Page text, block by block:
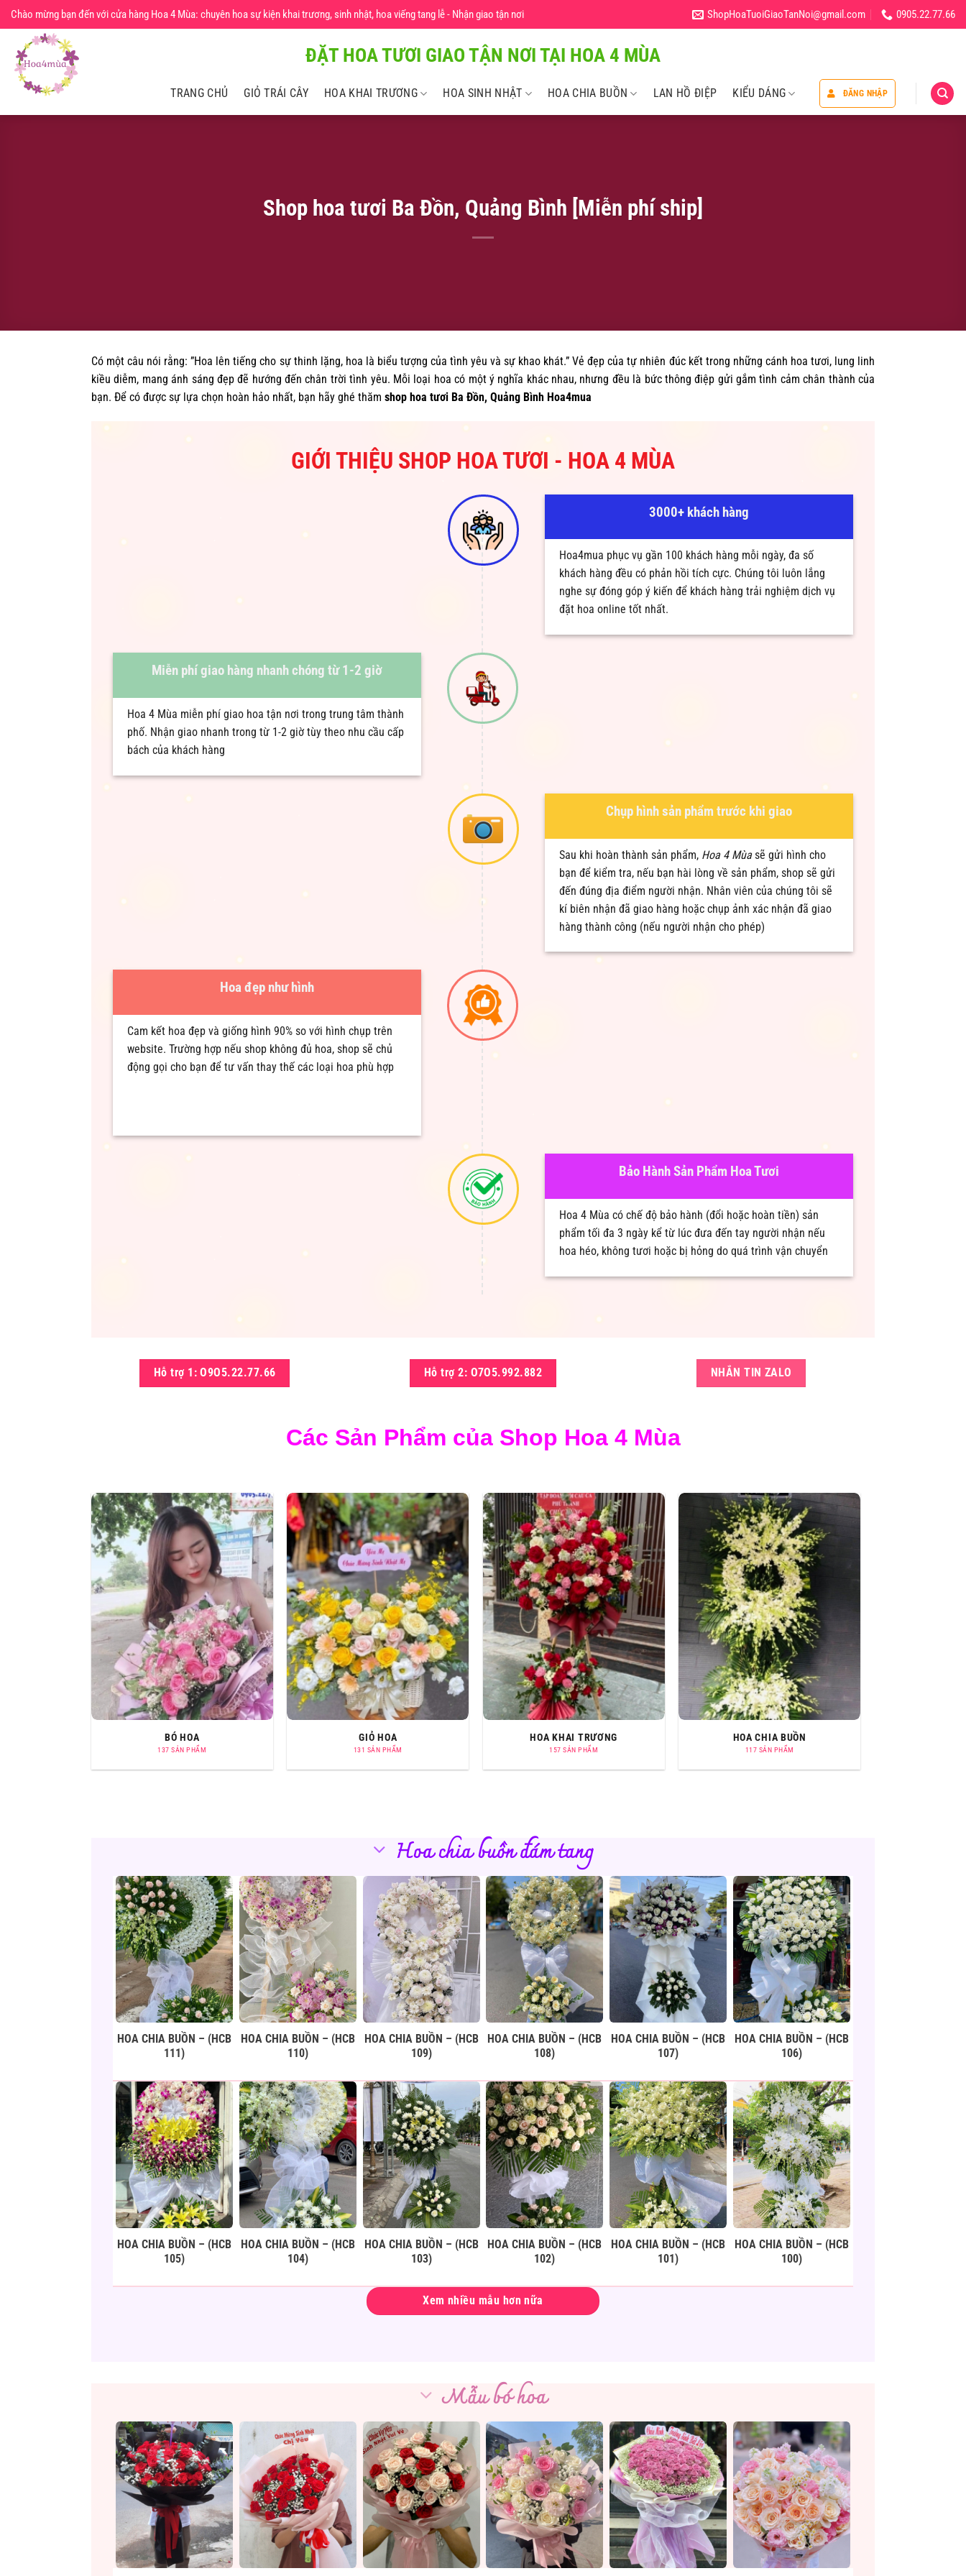
Chuyển
đến
dung
Chào mừng bạn đến với cửa hàng Hoa 4 Mùa: chuyên hoa sự kiện khai trương, sinh nhật, hoa viếng tang lễ - Nhận giao tận nơi ShopHoaTuoiGiaoTanNoi@gmail.com 0905.22.77.66
ĐẶT HOA TƯƠI GIAO TẬN NƠI TẠI HOA 4 MÙA
TRANG CHỦ GIỎ TRÁI CÂY HOA KHAI TRƯƠNG HOA SINH NHẬT HOA CHIA BUỒN LAN HỒ ĐIỆP KIỂU DÁNG ĐĂNG NHẬP
Shop hoa tươi Ba Đồn, Quảng Bình [Miễn phí ship]
Có một câu nói rằng: ”Hoa lên tiếng cho sự thinh lặng, hoa là biểu tượng của tình yêu và sự khao khát.” Vẻ đẹp của tự nhiên đúc kết trong những cánh hoa tươi, lung linh
kiều diễm, mang ánh sáng đẹp đẽ hướng đến chân trời tình yêu. Mỗi loại hoa có một ý nghĩa khác nhau, nhưng đều là bức thông điệp gửi gắm tình cảm chân thành của
bạn. Để có được sự lựa chọn hoàn hảo nhất, bạn hãy ghé thăm shop hoa tươi Ba Đồn, Quảng Bình Hoa4mua
GIỚI THIỆU SHOP HOA TƯƠI - HOA 4 MÙA
3000+ khách hàng
Hoa4mua phục vụ gần 100 khách hàng mỗi ngày, đa số
khách hàng đều có phản hồi tích cực. Chúng tôi luôn lắng
nghe sự đóng góp ý kiến để khách hàng trải nghiệm dịch vụ
đặt hoa online tốt nhất.
Miễn phí giao hàng nhanh chóng từ 1-2 giờ
Hoa 4 Mùa miễn phí giao hoa tận nơi trong trung tâm thành
phố. Nhận giao nhanh trong từ 1-2 giờ tùy theo nhu cầu cấp
bách của khách hàng
Chụp hình sản phẩm trước khi giao
Sau khi hoàn thành sản phẩm, Hoa 4 Mùasẽ gửi hình cho
bạn để kiểm tra, nếu bạn hài lòng về sản phẩm, shop sẽ gửi
đến đúng địa điểm người nhận. Nhân viên của chúng tôi sẽ
kí biên nhận đã giao hàng hoặc chụp ảnh xác nhận đã giao
hàng thành công (nếu người nhận cho phép)
Hoa đẹp như hình
Cam kết hoa đẹp và giống hình 90% so với hình chụp trên
website. Trường hợp nếu shop không đủ hoa, shop sẽ chủ
động gọi cho bạn để tư vấn thay thế các loại hoa phù hợp
Bảo Hành Sản Phẩm Hoa Tươi
Hoa 4 Mùa có chế độ bảo hành (đổi hoặc hoàn tiền) sản
phẩm tối đa 3 ngày kể từ lúc đưa đến tay người nhận nếu
hoa héo, không tươi hoặc bị hỏng do quá trình vận chuyển
Hỗ trợ 1: O9O5.22.77.66 Hỗ trợ 2: O7O5.992.882 NHẮN TIN ZALO
Các Sản Phẩm của Shop Hoa 4 Mùa
BÓ HOA
137 SẢN PHẨM
GIỎ HOA
131 SẢN PHẨM
HOA KHAI TRƯƠNG
157 SẢN PHẨM
HOA CHIA BUỒN
117 SẢN PHẨM
Hoa chia buồn đám tang
HOA CHIA BUỒN – (HCB
111)
HOA CHIA BUỒN – (HCB
110)
HOA CHIA BUỒN – (HCB
109)
HOA CHIA BUỒN – (HCB
108)
HOA CHIA BUỒN – (HCB
107)
HOA CHIA BUỒN – (HCB
106)
HOA CHIA BUỒN – (HCB
105)
HOA CHIA BUỒN – (HCB
104)
HOA CHIA BUỒN – (HCB
103)
HOA CHIA BUỒN – (HCB
102)
HOA CHIA BUỒN – (HCB
101)
HOA CHIA BUỒN – (HCB
100)
Xem nhiều mẫu hơn nữa
Mẫu bó hoa